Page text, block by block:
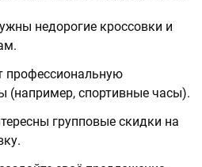
недорогие кроссовки и
(например, спортивные часы).
групповые скидки на